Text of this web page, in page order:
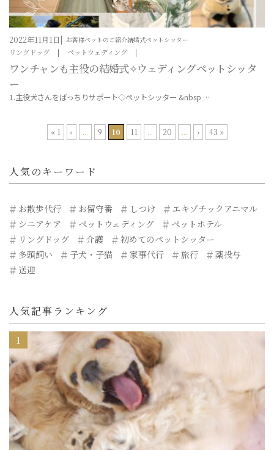
お客様ペットのご紹介結婚式ペットシッター
2022年11月1日
リングドッグ ペットウェディング
ワンチャンも主役の結婚式✧ウェディングペットシッタ
ー
1.主役犬さんをばっちりサポート◇ペットシッター &nbsp …
« 1 ‹ ... 9 10 11 ... 20 ... › 43 »
人気のキーワード
お散歩代行 お留守番 しつけ
エキゾチックアニマル
シニアケア
ペットウェディング
ペットホテル
リングドッグ
介護
初めてのペットシッター
多頭飼い
子犬・子猫 家事代行 旅行
薬投与
送迎
人気記事ランキング